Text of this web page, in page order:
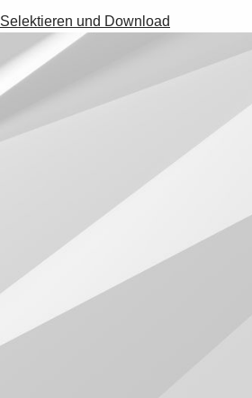
Selektieren und Download